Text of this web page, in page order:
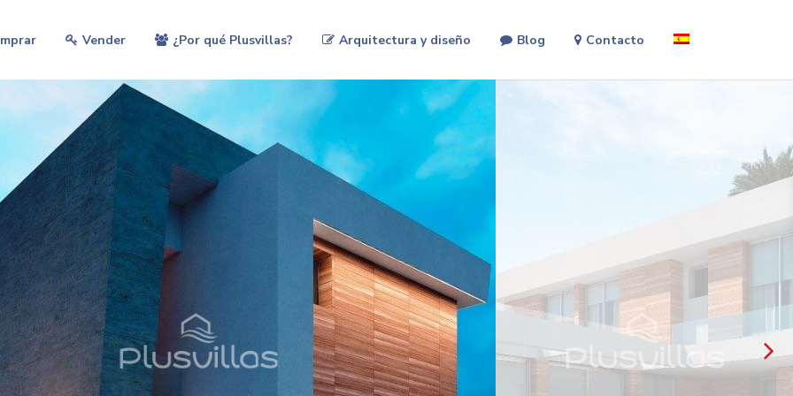
Vender ¿Por qué Plusvillas? Arquitectura y diseño Blog Contacto